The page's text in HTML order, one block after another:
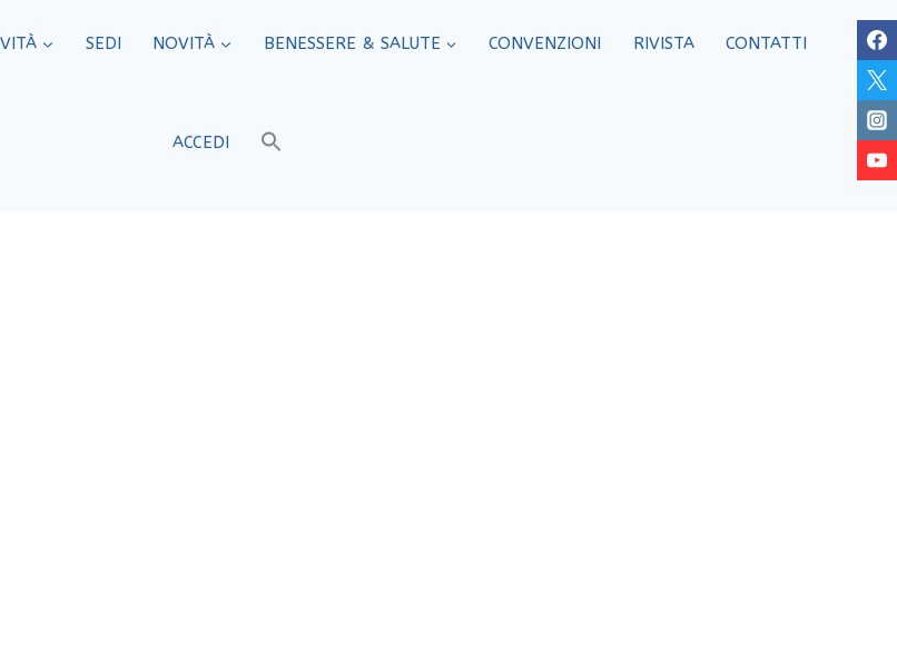
SEDI​ NOVITÀ BENESSERE & SALUTE CONVENZIONI RIVISTA CONTATTI
ACCEDI